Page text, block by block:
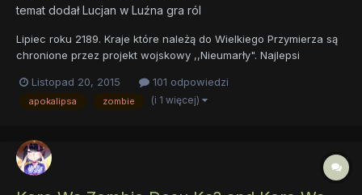
temat dodałLucjan w Luźna gra ról
Lipiec roku 2189. Kraje które należą do Wielkiego Przymierza są
chronione przez projekt wojskowy ,,Nieumarły". Najlepsi
Ma to być zombie całkowicie podporządkowany wojsku.
Tymczasowo badania przebiegają pomyślnie. Październik ro...
Listopad 20, 2015 101 odpowiedzi
apokalipsa zombie (i 1 więcej)